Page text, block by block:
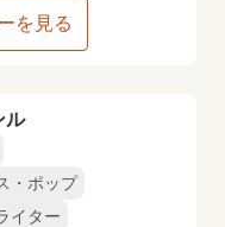
ル
・ポップ
イター
を見る